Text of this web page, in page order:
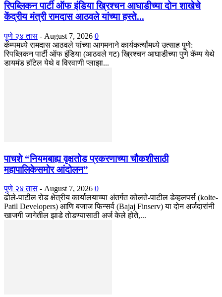
रिपब्लिकन पार्टी ऑफ इंडिया ख्रिश्चन आघाडीच्या दोन शाखेचे
केंद्रीय मंत्री रामदास आठवले यांच्या हस्ते...
पुणे २४ तास - August 7, 2026 0
कॅम्पमध्ये रामदास आठवले यांच्या आगमनाने कार्यकर्त्यांमध्ये उत्साह पुणे:
रिपब्लिकन पार्टी ऑफ इंडिया (आठवले गट) ख्रिश्चन आघाडीच्या पुणे कॅम्प येथे
डायमंड हॉटेल येथे व विरवाणी प्लाझा...
पाचशे “नियमबाह्य वृक्षतोड प्रकरणाच्या चौकशीसाठी
महापालिकेसमोर आंदोलन”
पुणे २४ तास - August 7, 2026 0
ढोले-पाटील रोड क्षेत्रीय कार्यालयाच्या अंतर्गत कोलते-पाटील डेव्हलपर्स (kolte-
Patil Developers) आणि बजाज फिन्सर्व (Bajaj Finserv) या दोन अर्जदारांनी
खाजगी जागेतील झाडे तोडण्यासाठी अर्ज केले होते,...